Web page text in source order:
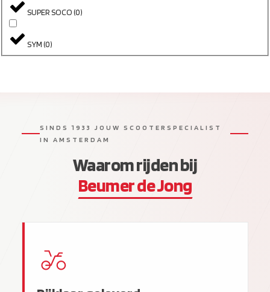
SUPER SOCO(0)
SYM(0)
SINDS 1933 JOUW SCOOTERSPECIALIST
IN AMSTERDAM
Waarom rijden bij
Beumer de Jong